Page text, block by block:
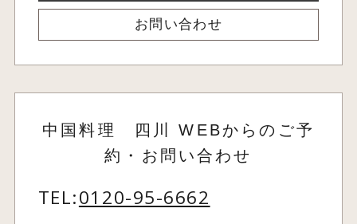
お問い合わせ
中国料理 四川 WEBからのご予
約・お問い合わせ
TEL:0120-95-6662